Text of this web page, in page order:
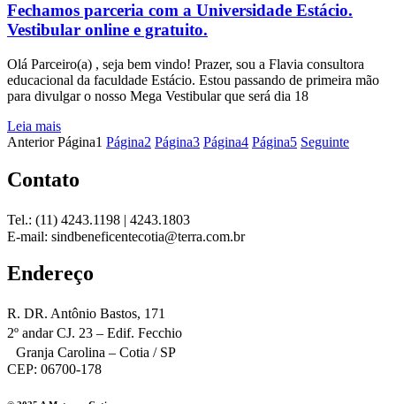
Fechamos parceria com a Universidade Estácio.
Vestibular online e gratuito.
Olá Parceiro(a) , seja bem vindo! Prazer, sou a Flavia consultora
educacional da faculdade Estácio. Estou passando de primeira mão
para divulgar o nosso Mega Vestibular que será dia 18
Leia mais
Anterior Página1 Página2 Página3 Página4 Página5 Seguinte
Contato
Tel.: (11) 4243.1198 | 4243.1803
E-mail: sindbeneficentecotia@terra.com.br
Endereço
R. DR. Antônio Bastos, 171
2º andar CJ. 23 – Edif. Fecchio
Granja Carolina – Cotia / SP
CEP: 06700-178